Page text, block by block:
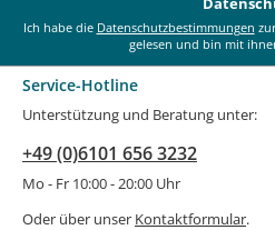
Ich habe die Datenschutzbestimmungen
gelesen und bin mit
Service-Hotline
Unterstützung und Beratung unter:
+49 (0)6101 656 3232
Mo - Fr 10:00 - 20:00 Uhr
Oder über unser Kontaktformular.